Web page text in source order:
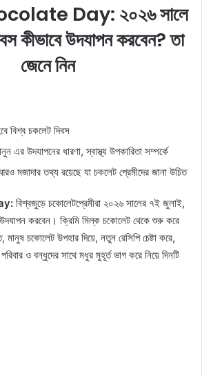
Day: ২০২৬ সালে
কীভাবে উদযাপন করবেন? তা
জেনে নিন
বিশ্ব চকলেট দিবস
এর উদযাপনের ধারণা, স্বাস্থ্য উপকারিতা সম্পর্কে
মজাদার তথ্য রয়েছে যা চকলেট প্রেমীদের জানা উচিত
বিশ্বজুড়ে চকোলেটপ্রেমীরা ২০২৬ সালের ৭ই জুলাই,
উদযাপন করবেন। ক্রিমি মিল্ক চকোলেট থেকে শুরু করে
মানুষ চকোলেট উপহার দিয়ে, নতুন রেসিপি চেষ্টা করে,
ও বন্ধুদের সাথে মধুর মুহূর্ত ভাগ করে নিয়ে দিনটি